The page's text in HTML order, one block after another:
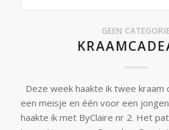
GEEN
Deze week haakte ik twee kraam
een meisje en één voor een
haakte ik met ByClaire nr 2. Het